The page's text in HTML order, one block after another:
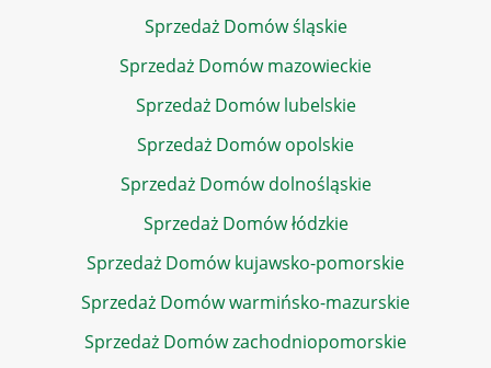
Sprzedaż Domów śląskie
Sprzedaż Domów mazowieckie
Sprzedaż Domów lubelskie
Sprzedaż Domów opolskie
Sprzedaż Domów dolnośląskie
Sprzedaż Domów łódzkie
Sprzedaż Domów kujawsko-pomorskie
Sprzedaż Domów warmińsko-mazurskie
Sprzedaż Domów zachodniopomorskie